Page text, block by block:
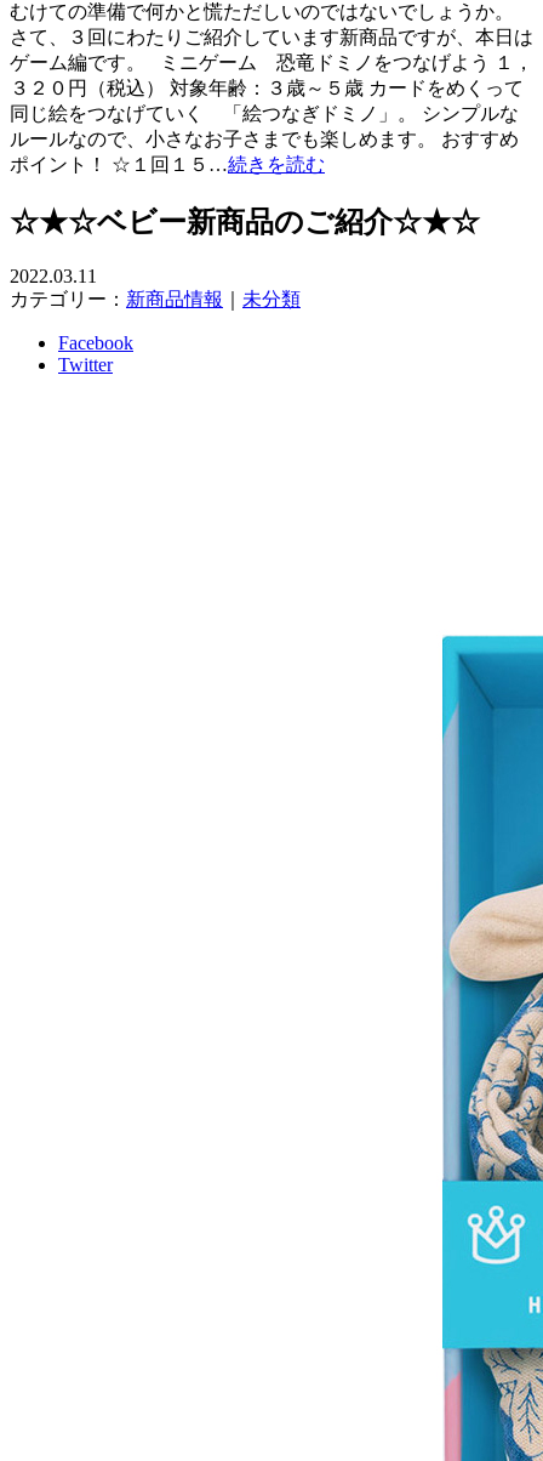
むけての準備で何かと慌ただしいのではないでしょうか。
さて、３回にわたりご紹介しています新商品ですが、本日は
ゲーム編です。 ミニゲーム 恐竜ドミノをつなげよう １，
３２０円（税込） 対象年齢：３歳～５歳 カードをめくって
同じ絵をつなげていく 「絵つなぎドミノ」。 シンプルな
ルールなので、小さなお子さまでも楽しめます。 おすすめ
ポイント！ ☆１回１５…続きを読む
☆★☆ベビー新商品のご紹介☆★☆
2022.03.11
カテゴリー： 新商品情報 未分類
Facebook
Twitter